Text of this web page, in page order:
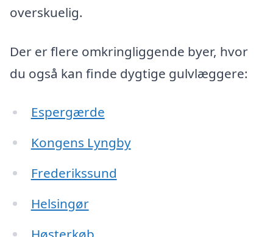
overskuelig.
Der er flere omkringliggende byer, hvor
du også kan finde dygtige gulvlæggere:
Espergærde
Kongens Lyngby
Frederikssund
Helsingør